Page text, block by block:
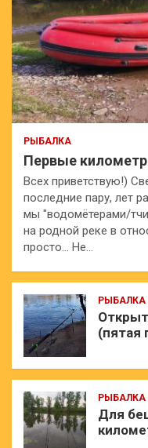
РЫБАЛКА
Первые
Всех приветствую!)
последние пару, лет
мы "водомётерами/
на родной реке в
просто… Не…
РЫБАЛКА
(пятая
РЫБАЛКА
Для